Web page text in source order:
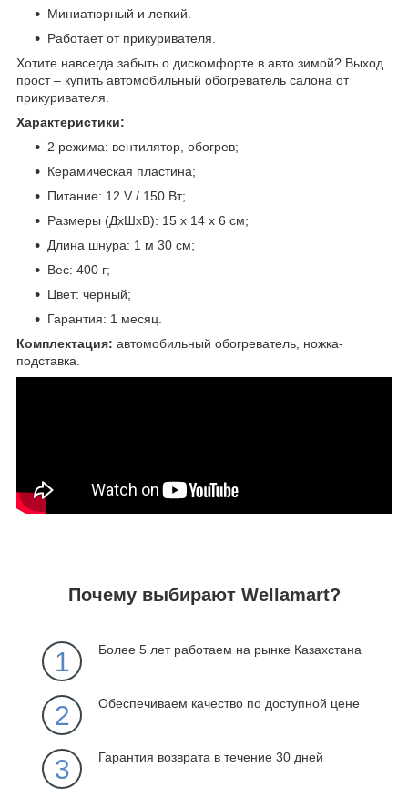
Миниатюрный и легкий.
Работает от прикуривателя.
Хотите навсегда забыть о дискомфорте в авто зимой? Выход
прост – купить автомобильный обогреватель салона от
прикуривателя.
Характеристики:
2 режима: вентилятор, обогрев;
Керамическая пластина;
Питание: 12 V / 150 Вт;
Размеры (ДхШхВ): 15 х 14 х 6 см;
Длина шнура: 1 м 30 см;
Вес: 400 г;
Цвет: черный;
Гарантия: 1 месяц.
Комплектация: автомобильный обогреватель, ножка-
подставка.
Почему выбирают Wellamart?
1 Более 5 лет работаем на рынке Казахстана
2 Обеспечиваем качество по доступной цене
3 Гарантия возврата в течение 30 дней